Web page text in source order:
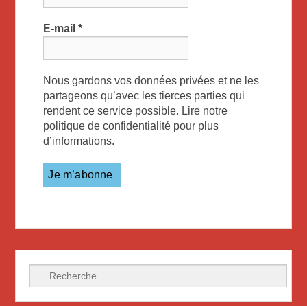
E-mail*
Nous gardons vos données privées et ne les
partageons qu’avec les tierces parties qui
rendent ce service possible. Lire notre
politique de confidentialité pour plus
d’informations.
Recherche